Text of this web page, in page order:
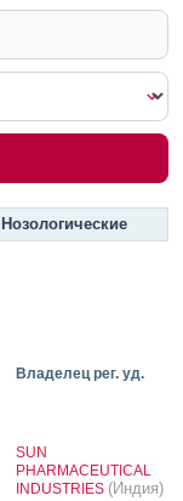
Нозологические
Владелец рег. уд.
SUN
PHARMACEUTICAL
INDUSTRIES (Индия)